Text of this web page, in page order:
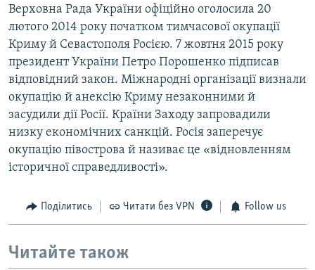
Верховна Рада України офіційно оголосила 20
лютого 2014 року початком тимчасової окупації
Криму й Севастополя Росією. 7 жовтня 2015 року
президент України Петро Порошенко підписав
відповідний закон. Міжнародні організації визнали
окупацію й анексію Криму незаконними й
засудили дії Росії. Країни Заходу запровадили
низку економічних санкцій. Росія заперечує
окупацію півострова й називає це «відновленням
історичної справедливості».
Поділитись Читати без VPN Follow us
Читайте також